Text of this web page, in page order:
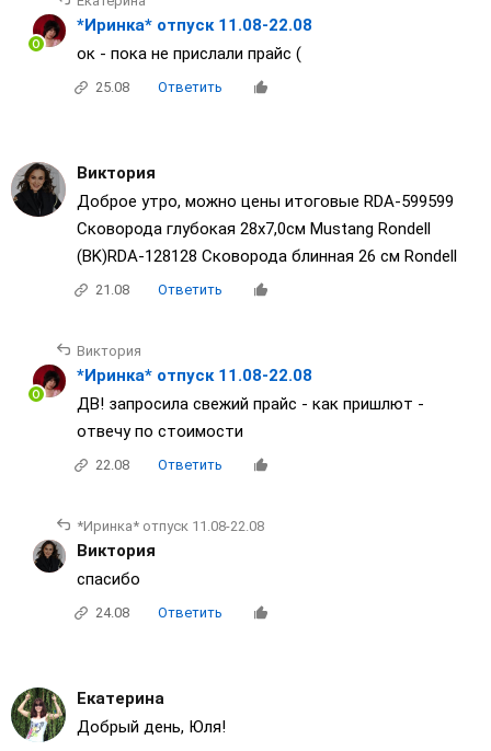
*Иринка* отпуск 11.08-22.08
ок - пока не прислали прайс (
25.08 Ответить
Виктория
Доброе утро, можно цены итоговые RDA-599599
Сковорода глубокая 28х7,0см Mustang Rondell
(BK)RDA-128128 Сковорода блинная 26 см Rondell
21.08 Ответить
Виктория
*Иринка* отпуск 11.08-22.08
ДВ! запросила свежий прайс - как пришлют -
отвечу по стоимости
22.08 Ответить
*Иринка* отпуск 11.08-22.08
Виктория
спасибо
24.08 Ответить
Екатерина
Добрый день, Юля!